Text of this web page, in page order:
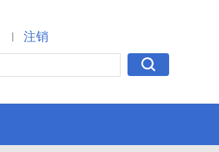
| 注销